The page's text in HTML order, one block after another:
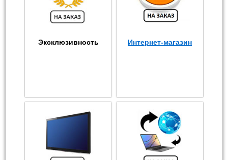
Эксклюзивность Интернет-магазин